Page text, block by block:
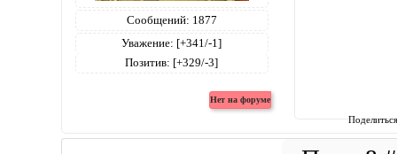
Сообщений: 1877
Уважение: [+341/-1]
Позитив: [+329/-3]